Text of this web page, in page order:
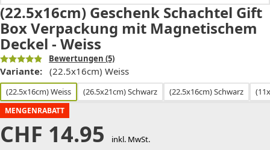
(22.5x16cm) Geschenk Schachtel Gift
Box Verpackung mit Magnetischem
Deckel - Weiss
Bewertungen (5)
Variante: (22.5x16cm) Weiss
(22.5x16cm) Weiss (26.5x21cm) Schwarz (22.5x16cm) Schwarz
MENGENRABATT
CHF 14.95 inkl. MwSt.